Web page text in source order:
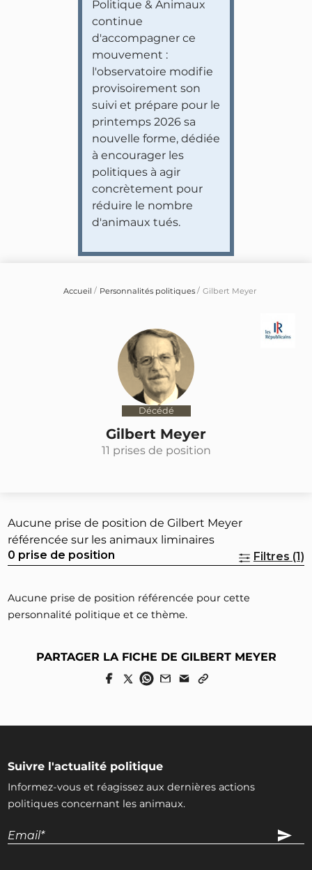
Politique & Animaux
continue
d'accompagner ce
mouvement :
l'observatoire modifie
provisoirement son
suivi et prépare pour le
printemps 2026 sa
nouvelle forme, dédiée
à encourager les
politiques à agir
concrètement pour
réduire le nombre
d'animaux tués.
Accueil Personnalités politiques Gilbert Meyer
Décédé
Gilbert Meyer
11 prises de position
Aucune prise de position de Gilbert Meyer
référencée sur les animaux liminaires
0 prise de position
Filtres (1)
Aucune prise de position référencée pour cette
personnalité politique et ce thème.
PARTAGER LA FICHE DE GILBERT MEYER
Suivre l'actualité politique
Informez-vous et réagissez aux dernières actions
politiques concernant les animaux.